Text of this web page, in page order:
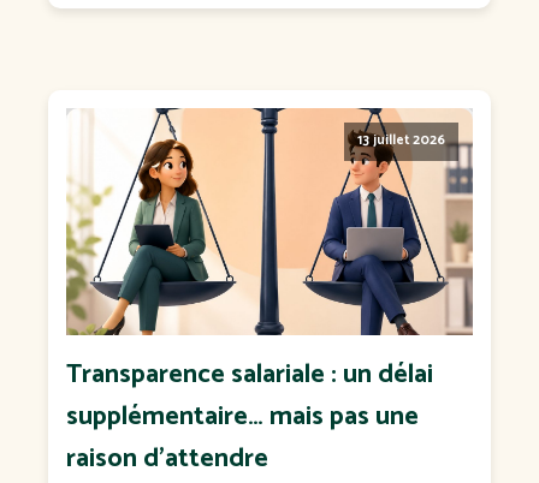
13 juillet 2026
Transparence salariale : un délai
supplémentaire… mais pas une
raison d'attendre